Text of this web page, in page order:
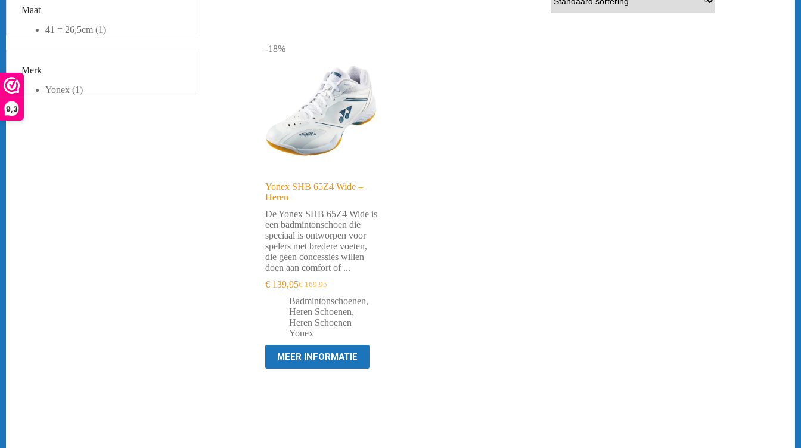
9,3
-18%
Yonex SHB 65Z4 Wide –
Heren
De Yonex SHB 65Z4 Wide is
een badmintonschoen die
speciaal is ontworpen voor
spelers met bredere voeten,
die geen concessies willen
doen aan comfort of ...
€169,95
Oorspronkelijke
prijs
was:
€ 169,95.
€139,95Huidige
prijs
is:
€ 139,95.
Badmintonschoenen,
Heren Schoenen,
Heren Schoenen
Yonex
MEER INFORMATIE
Maat
41 = 26,5cm (1)
43 = 27,5cm (1)
Merk
Yonex (1)